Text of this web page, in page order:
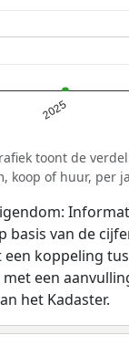
2025
toont de
koop of huur, per
basis van de
een koppeling
een
het Kadaster.